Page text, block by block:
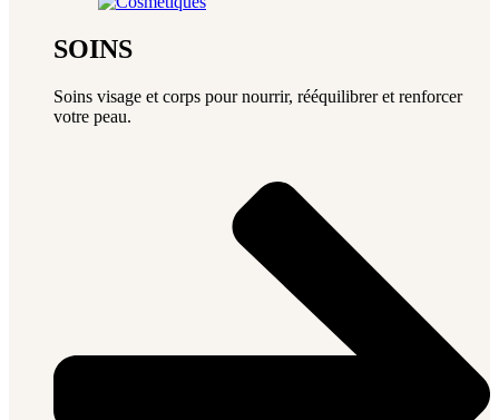
SOINS
Soins visage et corps pour nourrir, rééquilibrer et renforcer
votre peau.